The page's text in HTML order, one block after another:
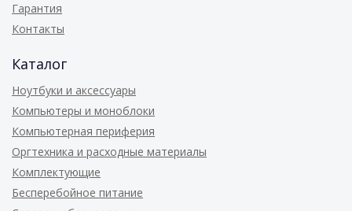
Гарантия
Контакты
Каталог
Ноутбуки и аксессуары
Компьютеры и моноблоки
Компьютерная периферия
Оргтехника и расходные материалы
Комплектующие
Бесперебойное питание